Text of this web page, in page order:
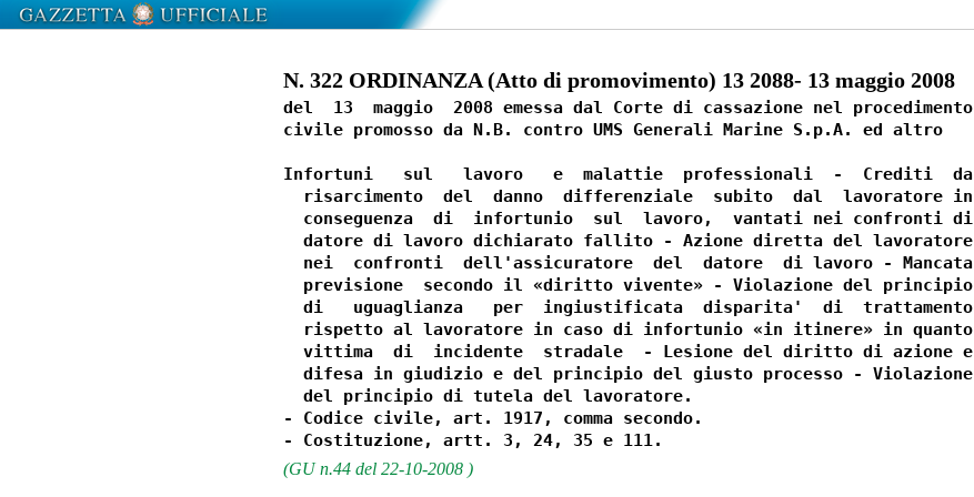
N. 322 ORDINANZA (Atto di promovimento) 13 2088- 13 maggio 2008
del  13  maggio  2008 emessa dal Corte di cassazione nel procedimento
civile promosso da N.B. contro UMS Generali Marine S.p.A. ed altro
Infortuni   sul   lavoro   e  malattie  professionali  -  Crediti  da
  risarcimento  del  danno  differenziale  subito  dal  lavoratore in
  conseguenza  di  infortunio  sul  lavoro,  vantati nei confronti di
  datore di lavoro dichiarato fallito - Azione diretta del lavoratore
  nei  confronti  dell'assicuratore  del  datore  di lavoro - Mancata
  previsione  secondo il «diritto vivente» - Violazione del principio
  di   uguaglianza   per  ingiustificata  disparita'  di  trattamento
  rispetto al lavoratore in caso di infortunio «in itinere» in quanto
  vittima  di  incidente  stradale  - Lesione del diritto di azione e
  difesa in giudizio e del principio del giusto processo - Violazione
  del principio di tutela del lavoratore.
- Codice civile, art. 1917, comma secondo.
(GU n.44 del 22-10-2008 )